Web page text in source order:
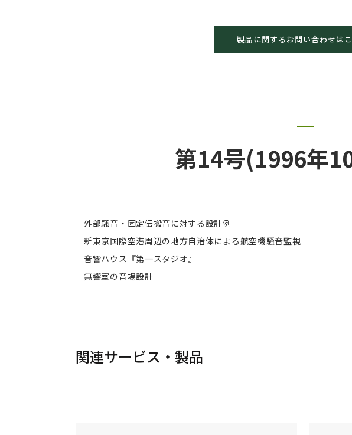
製品に関するお問い合わせは
第14号(1996年
外部騒音・固定伝搬音に対する設計例
新東京国際空港周辺の地方自治体による航空機騒音監視
音響ハウス『第一スタジオ』
無響室の音場設計
関連サービス・製品